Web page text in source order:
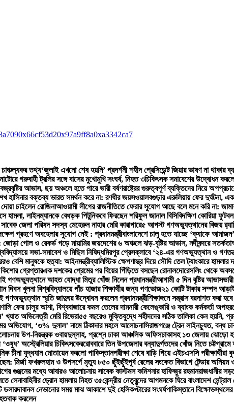
0x66cf53d20x97a9ff8a0xa3342ca7
চাঞ্চল্যকর তথ্য‘জুলাই এখনো শেষ হয়নি’ প্রদর্শনী শহীদ প্রেসিডেন্ট জিয়ার ভাষণ না থাকার
নাটোরে গরুবাহী ট্রলির সঙ্গে বাসের মুখোমুখি সংঘর্ষ, নিহত ৩চিকিৎসক সমাবেশের উদ্বোধন
আভাস, ছয় অঞ্চলে হতে পারে ভারী বর্ষণরাষ্ট্রের গুরুত্বপূর্ণ ব্যক্তিদের নিয়ে
হাসিনার বক্তব্য ভারত সমর্থন করে না: রণধীর জয়সওয়ালবগুড়ার এরুলিয়ায় ফের দুর্ঘটনা,
চাইলেন রোজিনাআওয়ামী লীগের রাজনীতিতে ফেরার সুযোগ আছে বলে মনে করি না:
হামলা, লাইনম্যানকে বেধড়ক পিটুনিকবে ফিরছেন শরিফুল জানাল বিসিবিদক্ষিণ কোরিয়া
সাবেক জেলা পরিষদ সদস্য মেহেরুন নাহার মেরি কারাগারে৫ আগস্ট গণঅভ্যুত্থানের বিজয়
গ্রহণে অবহেলার সুযোগ নেই : প্রধানমন্ত্রীবাংলাদেশে চালু হতে যাচ্ছে ‘ক্যাফে আমাজন’
জোড়া গোল ও রেকর্ড গড়ে মায়ামির জয়দেশের ৬ অঞ্চলে ঝড়-বৃষ্টির আভাস, নদীবন্দরে সতর্কতা
সভা-সমাবেশ ও মিছিল নিষিদ্ধমিরপুর প্রেসক্লাবে ‘২৪-এর গণঅভ্যুত্থান ও
বেশি মানুষকে হত্যা: আইনমন্ত্রীব্যালিস্টিক ক্ষেপণাস্ত্র দিয়ে সৌদি তেল ট্যাংকারে হামলার
গ্রেপ্তারএক দশকের প্রেমের পর বিয়ের পিঁড়িতে বসছেন রোনালদোরেসলিং থেকে
গণঅভ্যুত্থানে আহত যোদ্ধা মিতুর খোঁজ নিলেন প্রধানমন্ত্রীআগামী ৫ দিন বৃষ্টির আভাস
খুলনা বিশ্ববিদ্যালয়ে পাঁচ হাজার শিক্ষার্থীর জন্য গণভোজ২১ কোটি টাকার সম্পদ
গণঅভ্যুত্থান স্মৃতি জাদুঘর উদ্বোধন করলেন প্রধানমন্ত্রীশিক্ষাঙ্গনে সন্ত্রাস বরদাশত করা
ফের চালুর আশা, বিশ্ববাজারে কমল তেলের দামনারী কেলেঙ্কারি ও ব্যাংক কর্মকর্তা
খ্যাত অভিনেত্রী মেরি রিভেরা৫৫ বছরেও মুক্তিযুদ্ধে শহীদদের সঠিক তালিকা কেন হয়নি,
অভিযোগ, ‘৩% দুলাল’ নামে ঠিকাদার মহলে আলোচনাসিরাজগঞ্জে ট্রেন লাইনচ্যুত, বন্ধ
উপ-নিয়ন্ত্রক ওবায়দুল্লাহ, প্রশ্নে ঢাকা আঞ্চলিক অফিসঢাকাসহ ১৩ জেলায় ঝোড়ো
‘ওষুধ’ অস্ট্রেলিয়ার চিকিৎসকেররোববারে তিন উপজেলার বন্যাদুর্গতদের খোঁজ নিতে চট্টগ্রামে
চীনা যুদ্ধযান মোতায়েন করলো পাকিস্তানপরীক্ষা শেষে বাড়ি গিয়ে এইচএসসি
মির্জা ফখরুলহাম ও উপসর্গে মৃত্যু ৮৫০ ছুঁইছুঁইপূর্ব রেলের সংকেত বিভাগে টেন্ডার
গুঞ্জনের মধ্যে আবারও আলোচনায় সাবেক কাস্টমস কমিশনার হাফিজুর রহমানরাজধানীর
সেনাবাহিনীর ড্রোন হামলায় নিহত ৩৫কেন্দ্রীয় নেতৃবৃন্দের আগমনকে ঘিরে বাংলাদেশ
ডলারদাবানল নেভানোর সময় মাঝ আকাশে দুই হেলিকপ্টারের সংঘর্ষপাকিস্তানে
করলেন